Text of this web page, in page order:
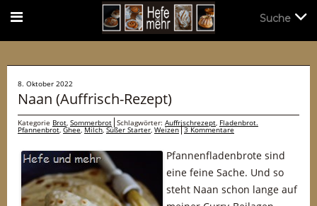
8. Oktober 2022
Naan (Auffrisch-Rezept)
Kategorie Brot, Sommerbrot Schlagwörter: Auffrischrezept, Fladenbrot.
Pfannenbrot,Ghee,Milch,Süßer Starter, Weizen 3 Kommentare
Pfannenfladenbrote sind
eine feine Sache. Und so
steht Naan schon lange auf
Suche
Suche